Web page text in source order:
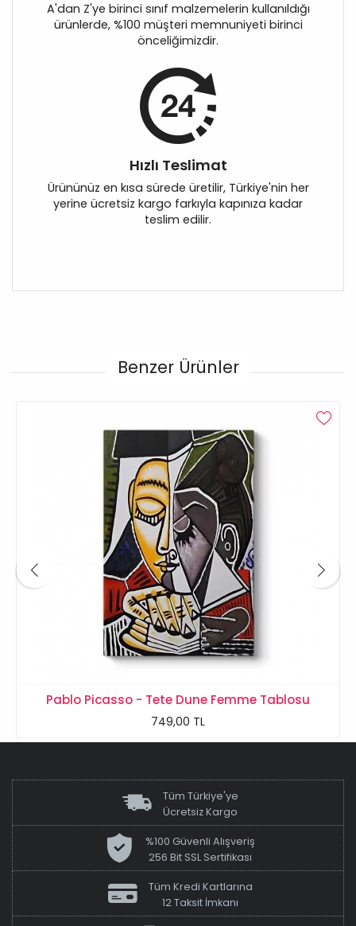
A'dan Z'ye birinci sınıf malzemelerin kullanıldığı
ürünlerde, %100 müşteri memnuniyeti birinci
önceliğimizdir.
Hızlı Teslimat
Ürününüz en kısa sürede üretilir, Türkiye'nin her
yerine ücretsiz kargo farkıyla kapınıza kadar
teslim edilir.
Benzer Ürünler
Pablo Picasso - Tete Dune Femme Tablosu
749,00 TL
Tüm Türkiye'ye
Ücretsiz Kargo
%100 Güvenli Alışveriş
256 Bit SSL Sertifikası
Tüm Kredi Kartlarına
12 Taksit İmkanı